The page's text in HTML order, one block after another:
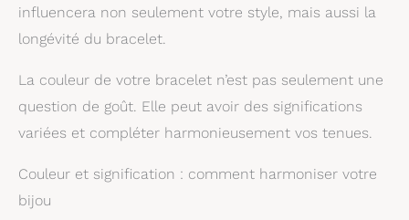
influencera non seulement votre style, mais aussi la
longévité du bracelet.
La couleur de votre bracelet n’est pas seulement une
question de goût. Elle peut avoir des significations
variées et compléter harmonieusement vos tenues.
Couleur et signification : comment harmoniser votre
bijou